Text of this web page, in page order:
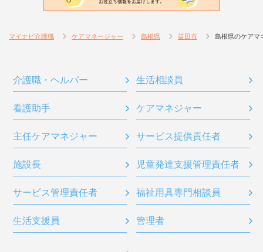
マイナビ介護職 ケアマネージャー 島根県 益田市 島根県のケアマ
介護職・ヘルパー 生活相談員
看護助手 ケアマネジャー
主任ケアマネジャー サービス提供責任者
施設長 児童発達支援管理責任者
サービス管理責任者 福祉用具専門相談員
生活支援員 管理者